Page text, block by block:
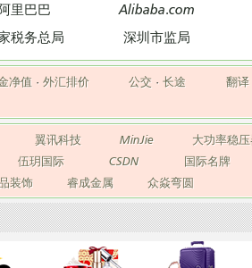
里巴巴 Alibaba.com
税务总局 深圳市监局
净值· 外汇排价 公交 ·长途 翻译
翼讯科技 MinJie 大功率稳
伍玥国际 CSDN 国际名牌
装饰 睿成金属 众焱弯圆